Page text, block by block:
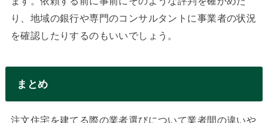
り、地域の銀行や専門のコンサルタントに事業者の状況
を確認したりするのもいいでしょう。
まとめ
注文住宅を建てる際の業者選びについて業者間の違いや